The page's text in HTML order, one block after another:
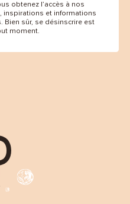
obtenez l’accès à nos
inspirations et informations
Bien sûr, se désinscrire est
moment.